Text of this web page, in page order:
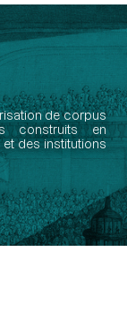
de corpus
construits en
des institutions